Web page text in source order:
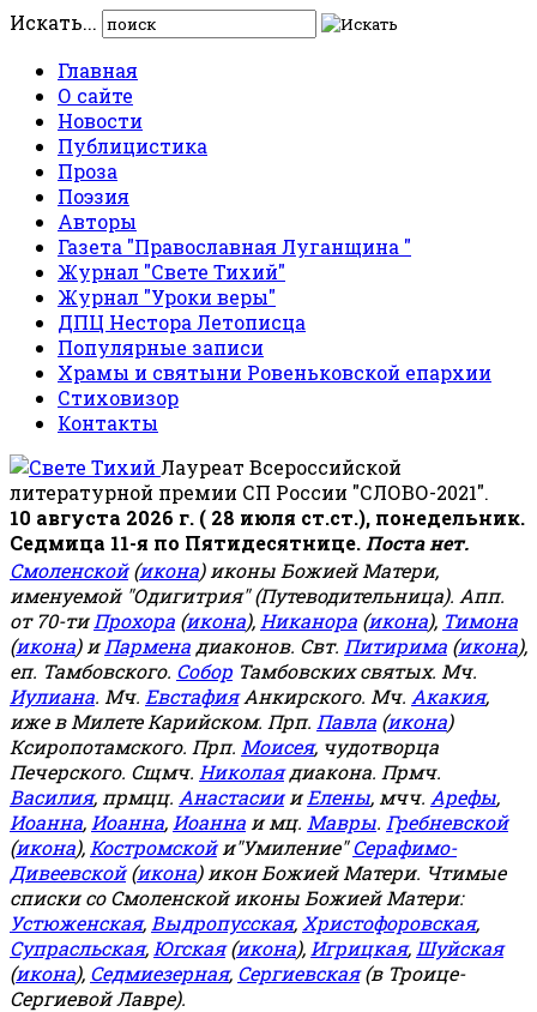
Искать...
Главная
О сайте
Новости
Публицистика
Проза
Поэзия
Авторы
Газета "Православная Луганщина "
Журнал "Свете Тихий"
Журнал "Уроки веры"
ДПЦ Нестора Летописца
Популярные записи
Храмы и святыни Ровеньковской епархии
Стиховизор
Контакты
Лауреат Всероссийской
литературной премии СП России "СЛОВО-2021".
10 августа 2026 г. ( 28 июля ст.ст.), понедельник.
Седмица 11-я по Пятидесятнице. Поста нет.
Смоленской(икона) иконы Божией Матери,
именуемой "Одигитрия" (Путеводительница). Апп.
от 70-тиПрохора (икона), Никанора (икона), Тимона
(икона) иПармена диаконов. Свт. Питирима (икона),
еп. Тамбовского. Собор Тамбовских святых. Мч.
Иулиана. Мч. ЕвстафияАнкирского. Мч. Акакия,
иже в Милете Карийском. Прп. Павла (икона)
Ксиропотамского. Прп. Моисея, чудотворца
Печерского. Сщмч. Николаядиакона. Прмч.
Василия, прмцц. АнастасиииЕлены, мчч. Арефы,
Иоанна, Иоанна, Иоанна и мц. Мавры. Гребневской
(икона), Костромскойи"Умиление"Серафимо-
Дивеевской(икона) икон Божией Матери. Чтимые
списки со Смоленской иконы Божией Матери:
Устюженская, Выдропусская, Христофоровская,
Супрасльская, Югская(икона), Игрицкая, Шуйская
(икона), Седмиезерная, Сергиевская(в Троице-
Сергиевой Лавре).